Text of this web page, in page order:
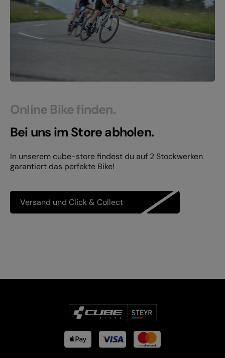
Online Bike finden.
Bei uns im Store abholen.
In unserem cube-store findest du auf 2 Stockwerken
garantiert das perfekte Bike!
Versand und Click & Collect